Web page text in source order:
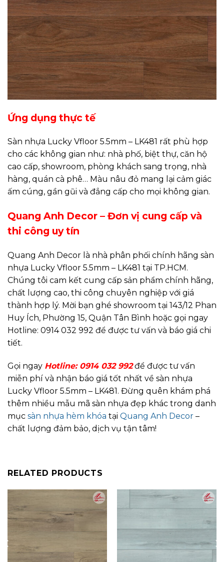
Ứng dụng thực tế
Sàn nhựa Lucky Vfloor 5.5mm – LK481 rất phù hợp
cho các không gian như: nhà phố, biệt thự, căn hộ
cao cấp, showroom, phòng khách sang trọng, nhà
hàng, quán cà phê… Màu nâu đỏ mang lại cảm giác
ấm cúng, gần gũi và đẳng cấp cho mọi không gian.
Quang Anh Decor – Đơn vị cung cấp và
thi công uy tín
Quang Anh Decor là nhà phân phối chính hãng sàn
nhựa Lucky Vfloor 5.5mm – LK481 tại TP.HCM.
Chúng tôi cam kết cung cấp sản phẩm chính hãng,
chất lượng cao, thi công chuyên nghiệp với giá
thành hợp lý. Mời bạn ghé showroom tại 143/12 Phan
Huy Ích, Phường 15, Quận Tân Bình hoặc gọi ngay
Hotline: 0914 032 992 để được tư vấn và báo giá chi
tiết.
Gọi ngay Hotline: 0914 032 992để được tư vấn
miễn phí và nhận báo giá tốt nhất về sàn nhựa
Lucky Vfloor 5.5mm – LK481. Đừng quên khám phá
thêm nhiều mẫu mã sàn nhựa đẹp khác trong danh
mục sàn nhựa hèm khóa tại Quang Anh Decor –
chất lượng đảm bảo, dịch vụ tận tâm!
RELATED PRODUCTS